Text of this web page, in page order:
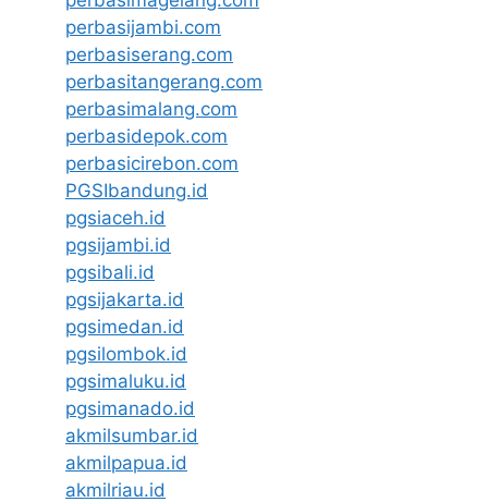
perbasijambi.com
perbasiserang.com
perbasitangerang.com
perbasimalang.com
perbasidepok.com
perbasicirebon.com
PGSIbandung.id
pgsiaceh.id
pgsijambi.id
pgsibali.id
pgsijakarta.id
pgsimedan.id
pgsilombok.id
pgsimaluku.id
pgsimanado.id
akmilsumbar.id
akmilpapua.id
akmilriau.id